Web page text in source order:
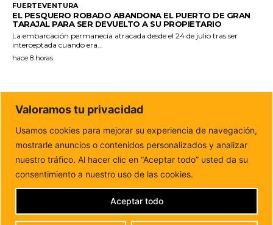
FUERTEVENTURA
EL PESQUERO ROBADO ABANDONA EL PUERTO DE GRAN
TARAJAL PARA SER DEVUELTO A SU PROPIETARIO
La embarcación permanecía atracada desde el 24 de julio tras ser
interceptada cuando era...
hace 8 horas